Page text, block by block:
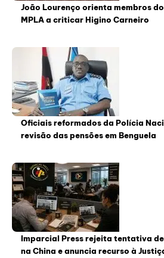
João Lourenço orienta membros do
MPLA a criticar Higino Carneiro
Oficiais reformados da Polícia
revisão das pensões em Benguela
Imparcial Press rejeita tentativa
na China e anuncia recurso à